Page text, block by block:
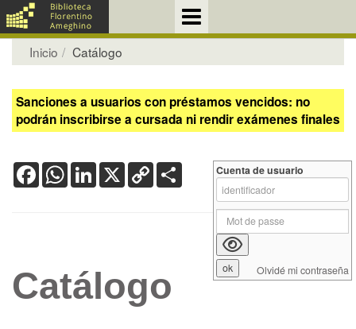
Inicio Catálogo
Sanciones a usuarios con préstamos vencidos: no
podrán inscribirse a cursada ni rendir exámenes finales
FacebookWhatsApp
LinkedIn
X Copy
Link
Catálogo
Cuenta de usuario
Olvidé mi contraseña